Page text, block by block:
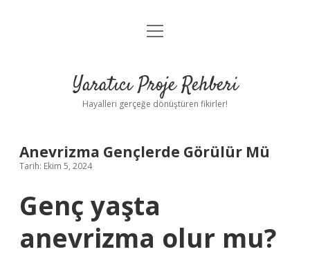
Anasayfa
Yasal Uyarı
menüyü
Yaratıcı Proje Rehberi
Hayalleri gerçeğe dönüştüren fikirler!
Anevrizma Gençlerde Görülür Mü
Tarih: Ekim 5, 2024
Genç yaşta
anevrizma olur mu?